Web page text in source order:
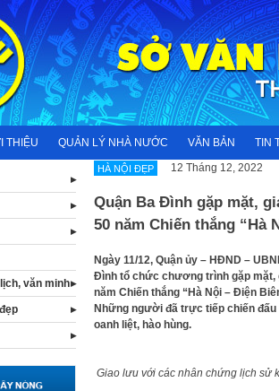
THIỆU QUẢN LÝ NHÀ NƯỚC VĂN BẢN TIN
HÀ NỘI ĐẸP 12 Tháng 12, 2022
Quận Ba Đình gặp mặt,
50 năm Chiến thắng “Hà
Ngày 11/12, Quận ủy – HĐND –
Đình tổ chức chương trình gặp
năm Chiến thắng “Hà Nội – Điện
Những người đã trực tiếp chiến đấu
oanh liệt, hào hùng.
Giao lưu với các nhân chứng lịch sử
văn minh